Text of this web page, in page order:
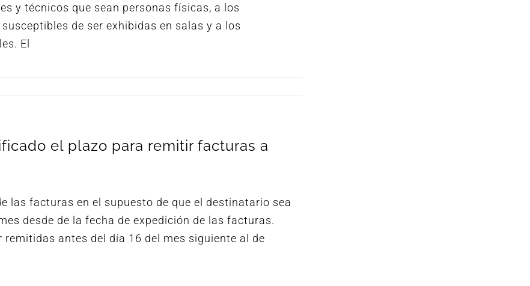
y técnicos que sean personas físicas, a los
de ser exhibidas en salas y a los
El
el plazo para remitir facturas a
las facturas en el supuesto de que el destinatario sea
desde de la fecha de expedición de las facturas.
antes del día 16 del mes siguiente al de